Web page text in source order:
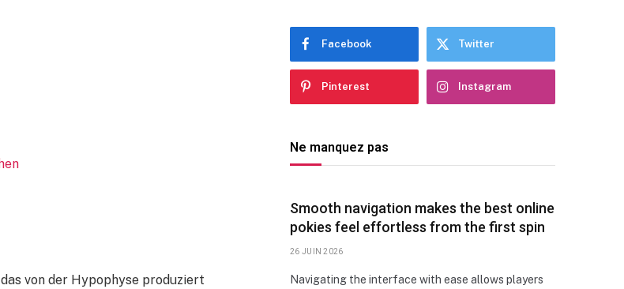
von der Hypophyse produziert
Facebook Twitter
Pinterest Instagram
Ne manquez pas
Smooth navigation makes the best online
pokies feel effortless from the first spin
26 JUIN 2026
Navigating the interface with ease allows players